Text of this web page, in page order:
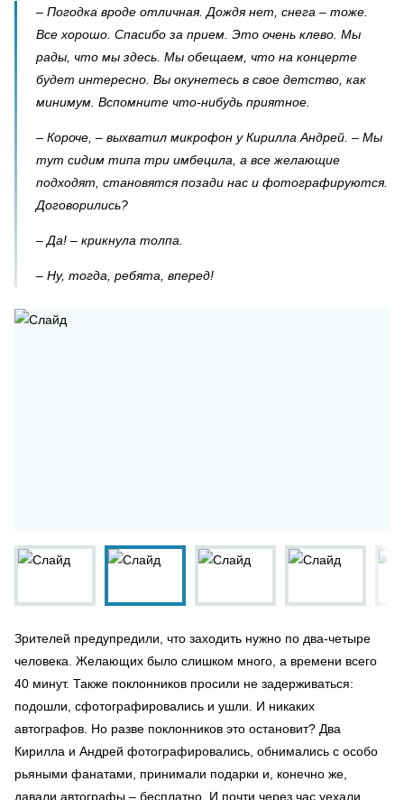
– Погодка вроде отличная. Дождя нет, снега – тоже.
Все хорошо. Спасибо за прием. Это очень клево. Мы
рады, что мы здесь. Мы обещаем, что на концерте
будет интересно. Вы окунетесь в свое детство, как
минимум. Вспомните что-нибудь приятное.
– Короче, – выхватил микрофон у Кирилла Андрей. – Мы
тут сидим типа три имбецила, а все желающие
подходят, становятся позади нас и фотографируются.
Договорились?
– Да! – крикнула толпа.
– Ну, тогда, ребята, вперед!
Зрителей предупредили, что заходить нужно по два-четыре
человека. Желающих было слишком много, а времени всего
40 минут. Также поклонников просили не задерживаться:
подошли, сфотографировались и ушли. И никаких
автографов. Но разве поклонников это остановит? Два
Кирилла и Андрей фотографировались, обнимались с особо
рьяными фанатами, принимали подарки и, конечно же,
давали автографы – бесплатно. И почти через час уехали,